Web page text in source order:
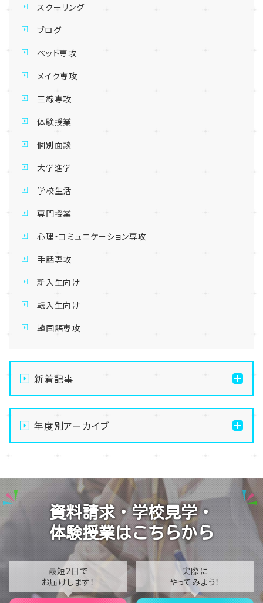
スクーリング
ブログ
ペット専攻
メイク専攻
三線専攻
体験授業
個別面談
大学進学
学校生活
専門授業
心理・コミュニケーション専攻
手話専攻
新入生向け
転入生向け
韓国語専攻
新着記事
【札幌大通】ありがとうございました！
【札幌大通】4月入学はまだ間に合います！～手続き期
間延長のお知らせ～
【札幌大通】生徒会の活動紹介♪
【札幌大通】2021年度卒業証書授与(*'▽')
年度別アーカイブ
2025
2024
2023
2021
2020
資料請求・学校見学・
体験授業はこちらから
最短2日で
お届けします！
実際に
やってみよう！